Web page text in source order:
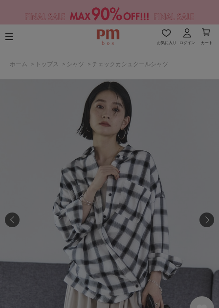
お気に入り ログイン カート
ホーム > トップス > シャツ > チェックカシュクールシャツ